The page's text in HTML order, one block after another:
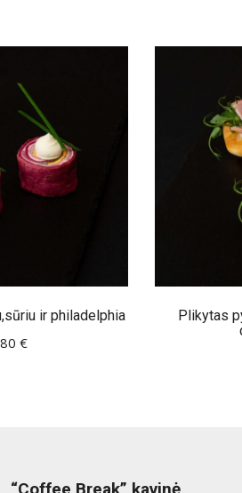
ir philadelphia
€
Plikytas
“Coffee Break” kavinė